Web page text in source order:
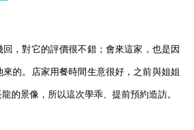
，對它的評價很不錯；會來這家，也是因
的。店家用餐時間生意很好，之前與姐姐
的景像，所以這次學乖、提前預約造訪。